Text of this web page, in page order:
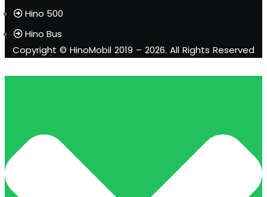
Hino 500
Hino Bus
Copyright © HinoMobil 2019 – 2026. All Rights Reserved